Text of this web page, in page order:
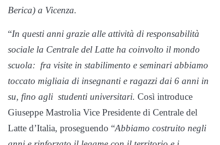
Berica) a Vicenza.
“In questi anni grazie alle attività di responsabilità
sociale la Centrale del Latte ha coinvolto il mondo
scuola: fra visite in stabilimento e seminari abbiamo
toccato migliaia di insegnanti e ragazzi dai 6 anni in
su, fino agli studenti universitari. Così introduce
Giuseppe Mastrolia Vice Presidente di Centrale del
Latte d’Italia, proseguendo “Abbiamo costruito negli